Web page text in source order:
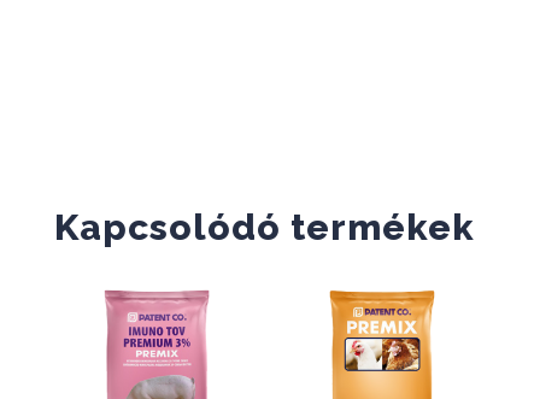
Kapcsolódó termékek